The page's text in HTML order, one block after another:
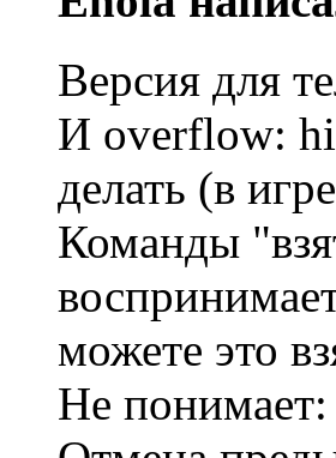
Версия для
И overflow:
делать (в
Команды
можете это
Не